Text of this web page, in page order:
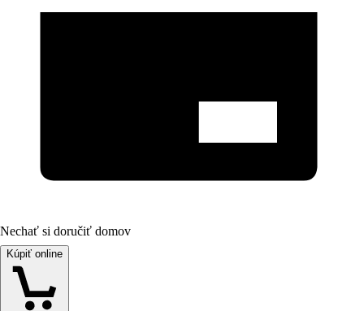
Nechať si doručiť domov
Kúpiť online